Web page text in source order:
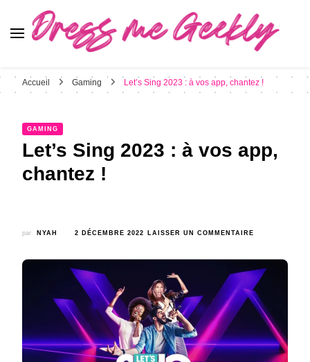
Accueil Gaming Let’s Sing 2023 : à vos app, chantez !
GAMING
Let’s Sing 2023 : à vos app,
chantez !
par NYAH 2 DÉCEMBRE 2022 LAISSER UN COMMENTAIRE
À
VOS
APP,
CHANTEZ